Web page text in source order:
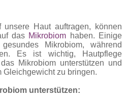
Haut auftragen, können
das Mikrobiom haben. Einige
Mikrobiom, während
Es ist wichtig, Hautpflege
Mikrobiom unterstützen und
Gleichgewicht zu bringen.
unterstützen: